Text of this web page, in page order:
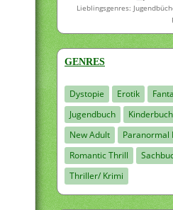
Lieblingsgenres:
GENRES
Dystopie Erotik
Jugendbuch
Kinderbuch
New Adult
Paranormal
Romantic Thrill
Thriller/ Krimi